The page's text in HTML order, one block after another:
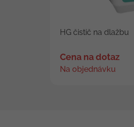
HG čistič na dlažbu
Cena na dotaz
Na objednávku